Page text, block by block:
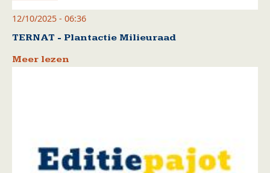
12/10/2025 - 06:36
TERNAT - Plantactie Milieuraad
Meer lezen